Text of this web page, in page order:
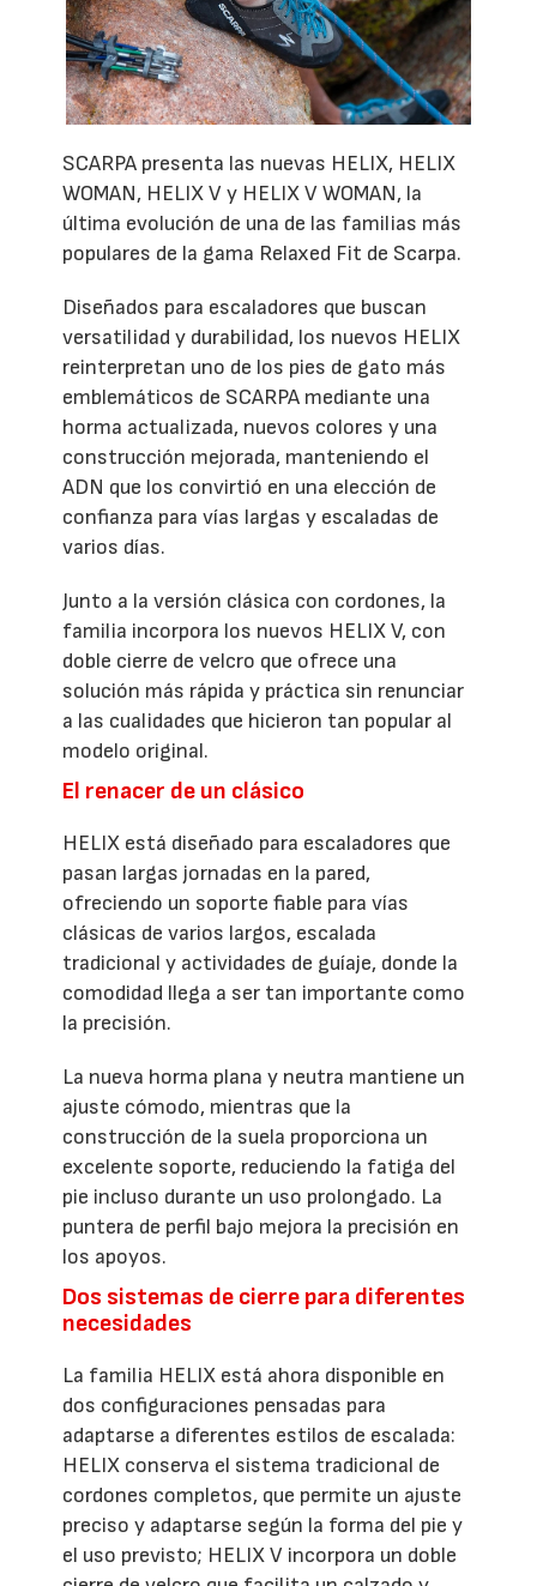
SCARPA presenta las nuevas HELIX, HELIX
WOMAN, HELIX V y HELIX V WOMAN, la
última evolución de una de las familias más
populares de la gama Relaxed Fit de Scarpa.
Diseñados para escaladores que buscan
versatilidad y durabilidad, los nuevos HELIX
reinterpretan uno de los pies de gato más
emblemáticos de SCARPA mediante una
horma actualizada, nuevos colores y una
construcción mejorada, manteniendo el
ADN que los convirtió en una elección de
confianza para vías largas y escaladas de
varios días.
Junto a la versión clásica con cordones, la
familia incorpora los nuevos HELIX V, con
doble cierre de velcro que ofrece una
solución más rápida y práctica sin renunciar
a las cualidades que hicieron tan popular al
modelo original.
El renacer de un clásico
HELIX está diseñado para escaladores que
pasan largas jornadas en la pared,
ofreciendo un soporte fiable para vías
clásicas de varios largos, escalada
tradicional y actividades de guíaje, donde la
comodidad llega a ser tan importante como
la precisión.
La nueva horma plana y neutra mantiene un
ajuste cómodo, mientras que la
construcción de la suela proporciona un
excelente soporte, reduciendo la fatiga del
pie incluso durante un uso prolongado. La
puntera de perfil bajo mejora la precisión en
los apoyos.
Dos sistemas de cierre para diferentes
necesidades
La familia HELIX está ahora disponible en
dos configuraciones pensadas para
adaptarse a diferentes estilos de escalada:
HELIX conserva el sistema tradicional de
cordones completos, que permite un ajuste
preciso y adaptarse según la forma del pie y
el uso previsto; HELIX V incorpora un doble